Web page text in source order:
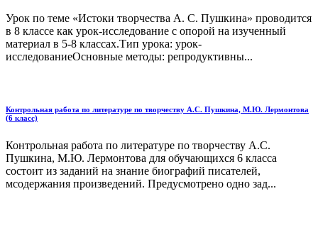
Урок по теме «Истоки творчества А. С. Пушкина» проводится
в 8 классе как урок-исследование с опорой на изученный
материал в 5-8 классах.Тип урока: урок-
исследованиеОсновные методы: репродуктивны...
Контрольная работа по литературе по творчеству А.С. Пушкина, М.Ю. Лермонтова
(6 класс)
Контрольная работа по литературе по творчеству А.С.
Пушкина, М.Ю. Лермонтова для обучающихся 6 класса
состоит из заданий на знание биографий писателей,
мсодержания произведений. Предусмотрено одно зад...